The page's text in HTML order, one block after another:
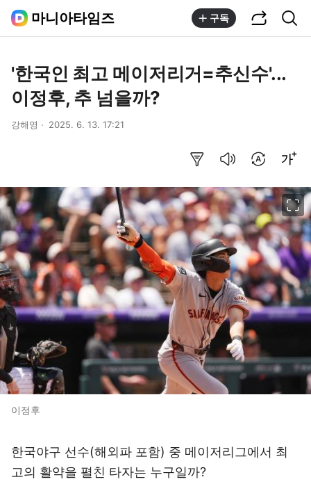
마니아타임즈 구독
'한국인 최고 메이저리거=추신수'...
이정후, 추 넘을까?
강해영 2025. 6. 13. 17:21
이정후
한국야구 선수(해외파 포함) 중 메이저리그에서 최
고의 활약을 펼친 타자는 누구일까?